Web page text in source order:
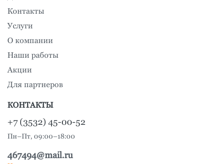
Контакты
Услуги
О компании
Наши работы
Акции
Для партнеров
КОНТАКТЫ
+7 (3532) 45-00-52
Пн–Пт, 09:00–18:00
467494@mail.ru